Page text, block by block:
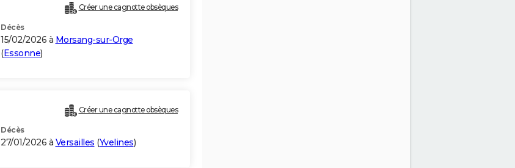
Créer une cagnotte obsèques
Décès
15/02/2026 à Morsang-sur-Orge
(Essonne)
Créer une cagnotte obsèques
Décès
27/01/2026 à Versailles (Yvelines)